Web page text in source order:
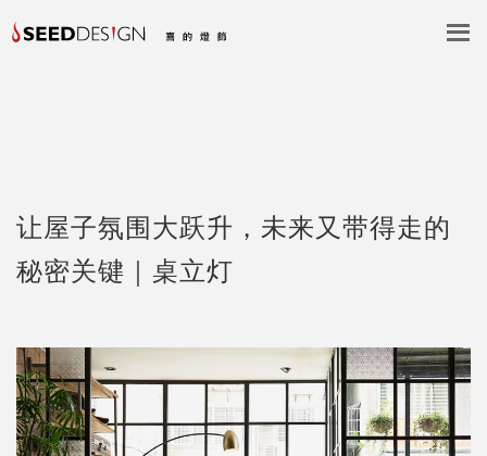
让屋子氛围大跃升，未来又带得走的
秘密关键｜桌立灯